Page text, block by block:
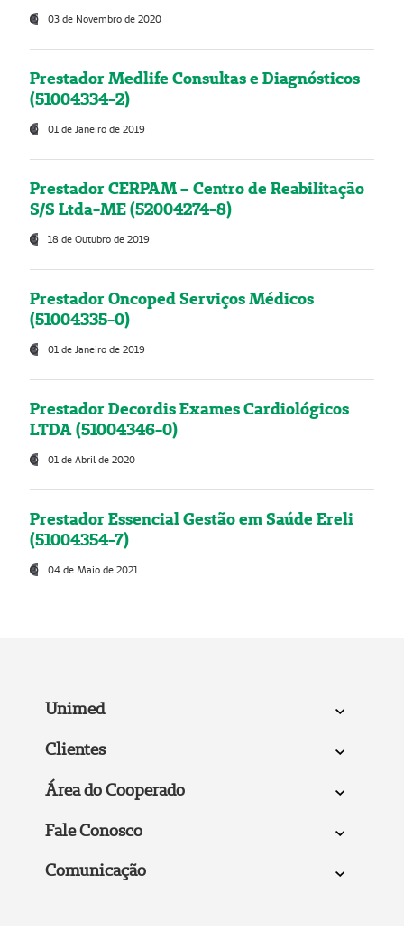
03 de Novembro de 2020
Prestador Medlife Consultas e Diagnósticos
(51004334-2)
01 de Janeiro de 2019
Prestador CERPAM – Centro de Reabilitação
S/S Ltda-ME (52004274-8)
18 de Outubro de 2019
Prestador Oncoped Serviços Médicos
(51004335-0)
01 de Janeiro de 2019
Prestador Decordis Exames Cardiológicos
LTDA (51004346-0)
01 de Abril de 2020
Prestador Essencial Gestão em Saúde Ereli
(51004354-7)
04 de Maio de 2021
Unimed
Clientes
Área do Cooperado
Fale Conosco
Comunicação